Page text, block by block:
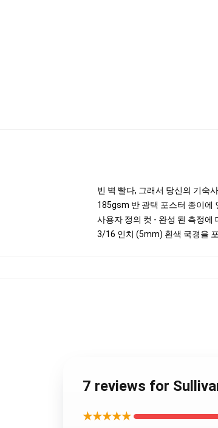
빈 벽 빨다, 그래서 당신의 기숙
185gsm 반 광택 포스터 종이에
사용자 정의 컷 - 완성 된 측정에
3/16 인치 (5mm) 흰색 국경을
7 reviews for
★★★★★